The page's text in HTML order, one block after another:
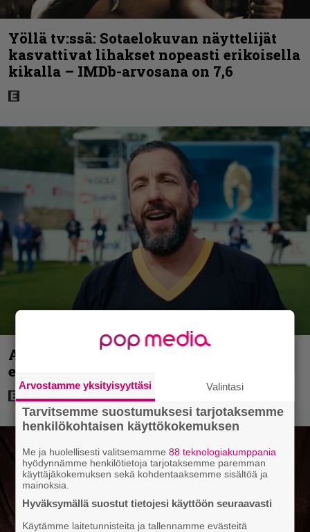
Yöllä tv:ssä: Sotaelokuvan näyttelijät
kasvattivat lihakset nopeasti erikoisella
kikalla – IMDb-arvosana on 7,6
Adam Sandlerin 518 miljoonan dollarin
elokuvasarja saa jatkoa Netflixillä
Arvostamme yksityisyyttäsi Valintasi
Tarvitsemme suostumuksesi tarjotaksemme
henkilökohtaisen käyttökokemuksen
Me ja huolellisesti valitsemamme88 teknologiakumppania
hyödynnämme henkilötietoja tarjotaksemme paremman
käyttäjäkokemuksen sekä kohdentaaksemme sisältöä ja
mainoksia.
Hyväksymällä suostut tietojesi käyttöön seuraavasti
Käytämme laitetunnisteita ja tallennamme evästeitä